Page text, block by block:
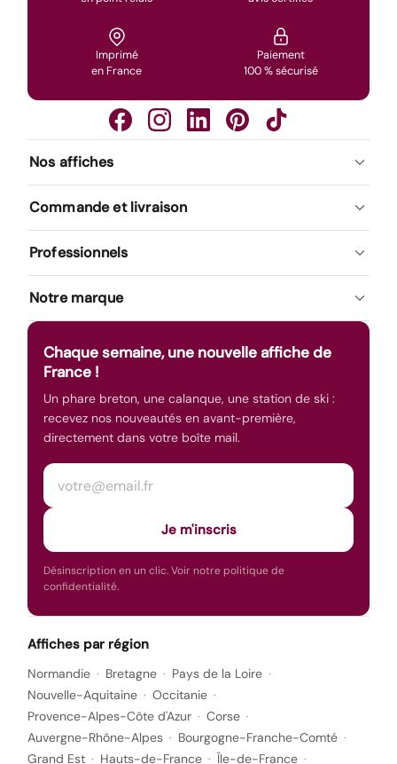
Imprimé
en France
Paiement
100 % sécurisé
Nos affiches
Commande et livraison
Professionnels
Notre marque
Chaque semaine, une nouvelle affiche de
France !
Un phare breton, une calanque, une station de ski :
recevez nos nouveautés en avant-première,
directement dans votre boîte mail.
Votre adresse e-mail
Je m'inscris
Désinscription en un clic. Voir notrepolitique de
confidentialité.
Affiches par région
Normandie Bretagne
Pays de la Loire
Nouvelle-Aquitaine
Occitanie
Provence-Alpes-Côte d'Azur
Corse
Auvergne-Rhône-Alpes
Bourgogne-Franche-Comté
Grand Est
Hauts-de-France Île-de-France